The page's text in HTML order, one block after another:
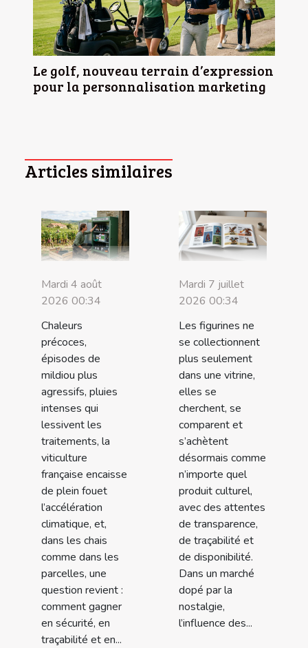
Le golf, nouveau terrain d’expression
pour la personnalisation marketing
Articles similaires
Mardi 4 août
2026 00:34
Chaleurs
précoces,
épisodes de
mildiou plus
agressifs, pluies
intenses qui
lessivent les
traitements, la
viticulture
française encaisse
de plein fouet
l’accélération
climatique, et,
dans les chais
comme dans les
parcelles, une
question revient :
comment gagner
en sécurité, en
traçabilité et en...
Mardi 7 juillet
2026 00:34
Les figurines ne
se collectionnent
plus seulement
dans une vitrine,
elles se
cherchent, se
comparent et
s’achètent
désormais comme
n’importe quel
produit culturel,
avec des attentes
de transparence,
de traçabilité et
de disponibilité.
Dans un marché
dopé par la
nostalgie,
l’influence des...